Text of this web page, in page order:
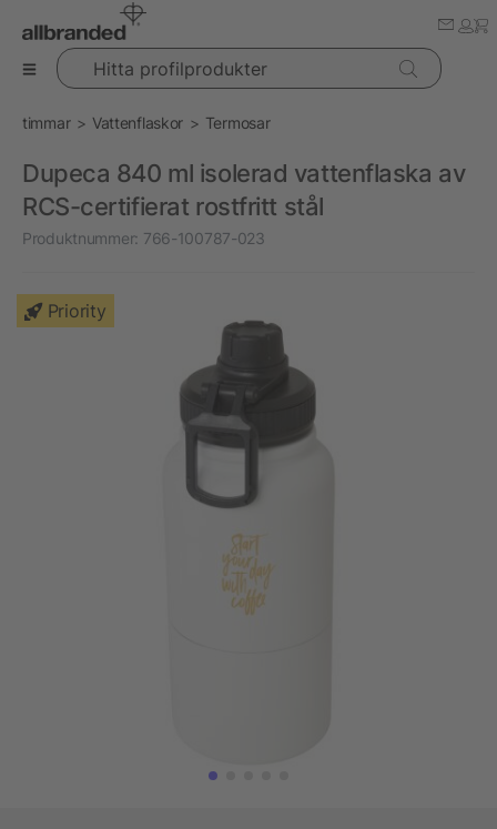
Hitta profilprodukter
timmar Vattenflaskor Termosar
Dupeca 840 ml isolerad vattenflaska av
RCS-certifierat rostfritt stål
Produktnummer: 766-100787-023
Priority